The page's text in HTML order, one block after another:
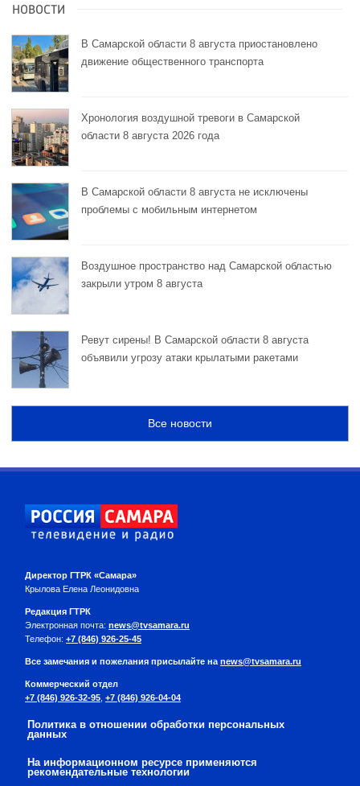
НОВОСТИ
В Самарской области 8 августа приостановлено
движение общественного транспорта
Хронология воздушной тревоги в Самарской
области 8 августа 2026 года
В Самарской области 8 августа не исключены
проблемы с мобильным интернетом
Воздушное пространство над Самарской областью
закрыли утром 8 августа
Ревут сирены! В Самарской области 8 августа
объявили угрозу атаки крылатыми ракетами
Все новости
Директор ГТРК «Самара»
Крылова Елена Леонидовна
Редакция ГТРК
Электронная почта: news@tvsamara.ru
Телефон: +7 (846) 926-25-45
Все замечания и пожелания присылайте на news@tvsamara.ru
Коммерческий отдел
+7 (846) 926-32-95 +7 (846) 926-04-04
Политика в отношении обработки персональных
данных
На информационном ресурсе применяются
рекомендательные технологии